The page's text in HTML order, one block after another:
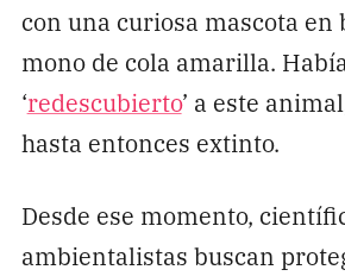
con una curiosa mascota en
mono de cola amarilla.
‘redescubierto’ a este
hasta entonces extinto.
Desde ese momento,
ambientalistas buscan